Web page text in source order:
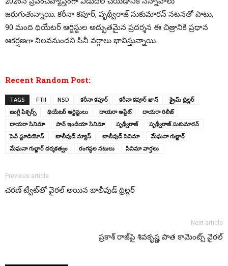
జరుగుతున్నాయి. కరీనా కపూర్, పృథ్వీరాజ్ సుకుమారన్ నటనతో పాటు,
90 మంది థియేటర్ ఆర్టిస్టుల అద్భుతమైన ప్రదర్శన ఈ చిత్రానికి ప్రధాన
ఆకర్షణగా నిలవనుందని సినీ వర్గాలు భావిస్తున్నాయి.
Recent Random Post:
TAGS FTII NSD కరీనా కపూర్ కరీనా కపూర్ ఖాన్
క్రైమ్ థ్రిల్లర్
జంగ్లీ పిక్చర్స్
థియేటర్ ఆర్టిస్టులు దాయరా అప్డేట్
దాయరా రిలీజ్
దాయరా సినిమా
పాన్ ఇండియా సినిమా పృథ్వీరాజ్
పృథ్వీరాజ్ సుకుమారన్
పెన్ స్టూడియోస్
బాలీవుడ్ న్యూస్ బాలీవుడ్ సినిమా
మేఘనా గుల్జార్
మేఘనా గుల్జార్ దర్శకత్వం
రంగస్థల నటులు సినిమా వార్తలు
Previous article
చరణ్ ట్వీట్‌తో వైరల్ అయిన బాలీవుడ్ థ్రిల్లర్
Next article
ప్రకాశ్ రాజ్‌పై శివకృష్ణ పాత కామెంట్స్ వైరల్